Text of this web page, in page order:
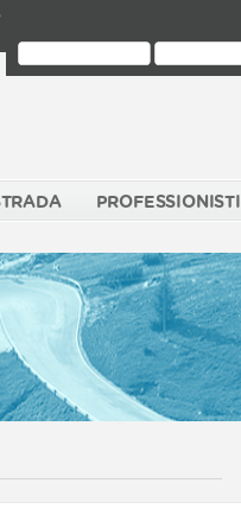
PROFESSIONISTI